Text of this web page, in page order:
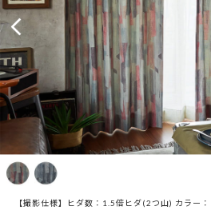
【撮影仕様】ヒダ数：1.5倍ヒダ(2つ山) カラー